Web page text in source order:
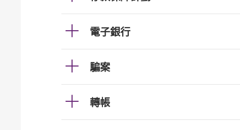
電子銀行
騙案
轉帳